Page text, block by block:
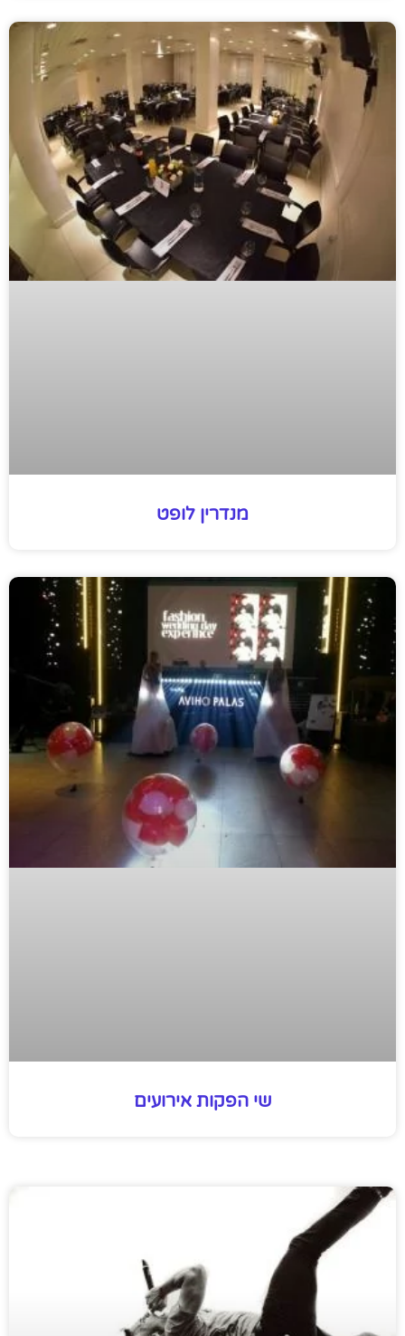
מנדרין לופט
שי הפקות אירועים